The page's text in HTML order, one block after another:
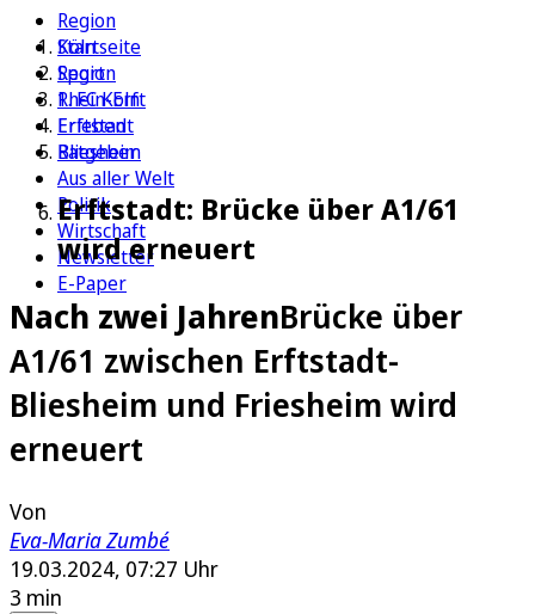
Region
Köln
Sport
1. FC Köln
Erleben
Ratgeber
Aus aller Welt
Politik
Wirtschaft
Newsletter
E-Paper
Startseite
Region
Rhein-Erft
Erftstadt
Bliesheim
Erftstadt: Brücke über A1/61
wird erneuert
Nach zwei JahrenBrücke über
A1/61 zwischen Erftstadt-
Bliesheim und Friesheim wird
erneuert
Von
Eva-Maria Zumbé
19.03.2024, 07:27 Uhr
3 min